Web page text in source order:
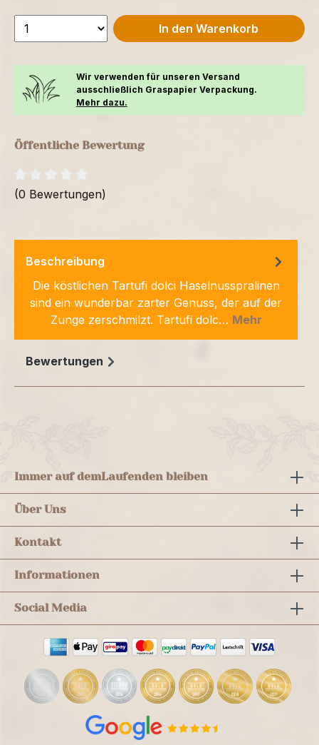
In den Warenkorb
Wir verwenden für unseren Versand
ausschließlich Graspapier Verpackung.
Mehr dazu.
Öffentliche Bewertung
(0 Bewertungen)
Beschreibung
Die köstlichen Tartufi dolci Haselnusspralinen
sind ein wunderbar zarter Genuss, der auf der
Zunge zerschmilzt. Tartufi dolc… Mehr
Bewertungen
Immer auf demLaufenden bleiben
Über Uns
Kontakt
Informationen
Social Media